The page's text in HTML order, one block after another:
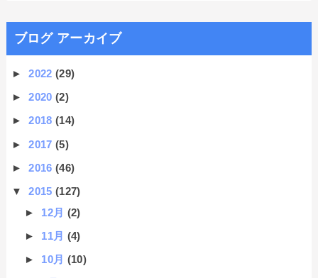
ブログ アーカイブ
►2022(29)
►2020(2)
►2018(14)
►2017(5)
►2016(46)
▼2015(127)
► 12月 (2)
► 11月 (4)
► 10月 (10)